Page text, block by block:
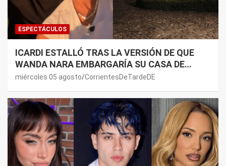
ESPECTÁCULOS
ICARDI ESTALLÓ TRAS LA VERSIÓN DE QUE
WANDA NARA EMBARGARÍA SU CASA DE
NORDELTA: “NECESITAN RASCAR DE ALGÚN
miércoles 05 agosto CorrientesDeTardeDE